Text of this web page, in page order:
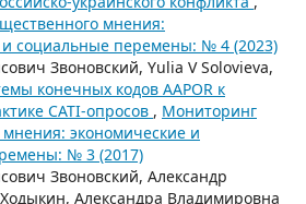
мнения:
и социальные перемены: № 4 (2023)
Звоновский, Yulia V Solovieva,
конечных кодов AAPOR к
CATI-опросов , Мониторинг
экономические и
№ 3 (2017)
Звоновский, Александр
Александра Владимировна